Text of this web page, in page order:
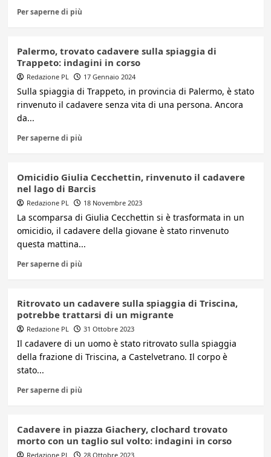
Per saperne di più
Palermo, trovato cadavere sulla spiaggia di
Trappeto: indagini in corso
Redazione PL 17 Gennaio 2024
Sulla spiaggia di Trappeto, in provincia di Palermo, è stato
rinvenuto il cadavere senza vita di una persona. Ancora
da...
Per saperne di più
Omicidio Giulia Cecchettin, rinvenuto il cadavere
nel lago di Barcis
Redazione PL 18 Novembre 2023
La scomparsa di Giulia Cecchettin si è trasformata in un
omicidio, il cadavere della giovane è stato rinvenuto
questa mattina...
Per saperne di più
Ritrovato un cadavere sulla spiaggia di Triscina,
potrebbe trattarsi di un migrante
Redazione PL 31 Ottobre 2023
Il cadavere di un uomo è stato ritrovato sulla spiaggia
della frazione di Triscina, a Castelvetrano. Il corpo è
stato...
Per saperne di più
Cadavere in piazza Giachery, clochard trovato
morto con un taglio sul volto: indagini in corso
Redazione PL 28 Ottobre 2023